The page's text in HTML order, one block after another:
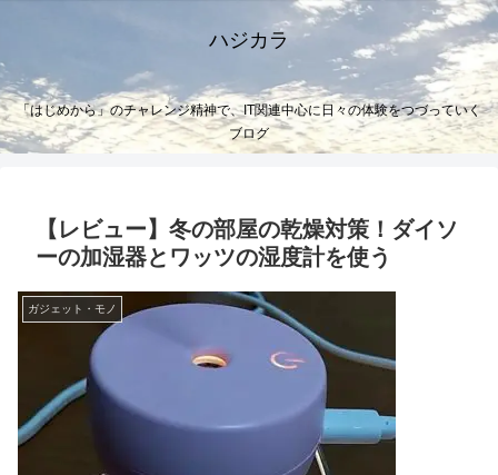
ハジカラ
「はじめから」のチャレンジ精神で、IT関連中心に日々の体験をつづっていく
ブログ
【レビュー】冬の部屋の乾燥対策！ダイソ
ーの加湿器とワッツの湿度計を使う
ガジェット・モノ